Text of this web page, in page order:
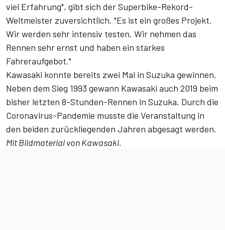
viel Erfahrung", gibt sich der Superbike-Rekord-
Weltmeister zuversichtlich. "Es ist ein großes Projekt.
Wir werden sehr intensiv testen. Wir nehmen das
Rennen sehr ernst und haben ein starkes
Fahreraufgebot."
Kawasaki konnte bereits zwei Mal in Suzuka gewinnen.
Neben dem Sieg 1993 gewann Kawasaki auch 2019 beim
bisher letzten 8-Stunden-Rennen in Suzuka. Durch die
Coronavirus-Pandemie musste die Veranstaltung in
den beiden zurückliegenden Jahren abgesagt werden.
Mit Bildmaterial von Kawasaki.